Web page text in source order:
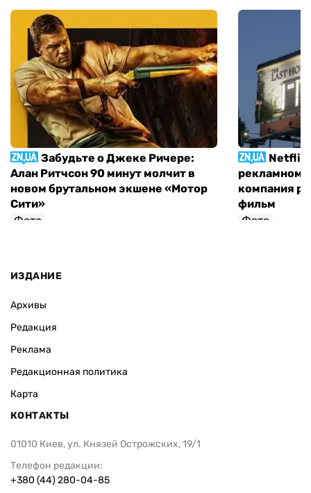
Забудьте о Джеке Ричере:
Алан Ритчсон 90 минут молчит в
новом брутальном экшене «Мотор
Сити»
Фото
Netflix
рекламном
компания
фильм
Фото
ИЗДАНИЕ
Архивы
Редакция
Реклама
Редакционная политика
Карта
КОНТАКТЫ
01010 Киев, ул. Князей Острожских, 19/1
Телефон редакции:
+380 (44) 280-04-85